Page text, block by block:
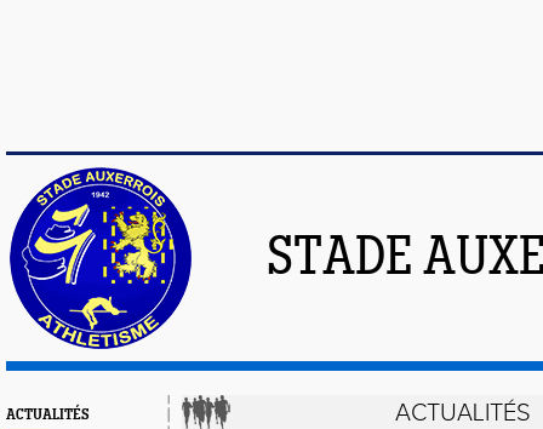
STADE
ACTUALITÉS ACTUALITÉS